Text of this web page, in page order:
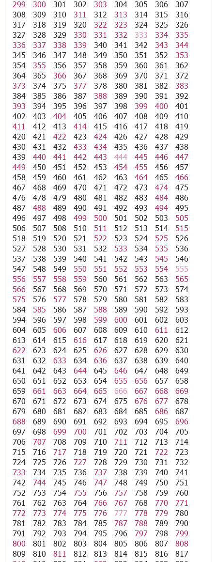
299
300 301 302 303 304 305 306
307
308
309 310 311 312 313 314 315
316
317
318 319 320 322 323 324 325
326
327
328 329 330 331 332 333 334
335
336
337 338 339 340 341 342 343
344
345
346 347 348 349 350 351 352
353
354
355 356 357 358 359 360 361
362
364
365 366 367 368 369 370 371
372
373
374 375 377 378 380 381 382
383
384
385 386 387 388 389 390 391
392
393
394 395 396 397 398 399 400
401
402
403 404 405 406 407 408 409
410
411
412 413 414 415 416 417 418
419
420
421 422 423 424 426 427 428
429
430
431 432 433 434 435 436 437
438
439
440 441 442 443 444 445 446
447
449
450 451 452 453 454 455 456
457
458
459 460 461 462 463 464 465
466
467
468 469 470 471 472 473 474
475
476
478 479 480 481 482 483 484
486
487
488 489 490 491 492 493 494
495
496
497 498 499 500 501 502 503
505
506
507 508 510 511 512 513 514
515
518
519 520 521 522 523 524 525
526
527
528 530 531 532 533 534 535
536
537
538 539 540 541 542 543 545
546
547
548 549 550 551 552 553 554
555
556
557 558 559 560 561 562 563
565
566
567 568 569 570 571 572 573
574
575
576 577 578 579 580 581 582
583
584
585 586 587 588 589 590 592
593
594
596 597 598 599 600 601 602
603
604
605 606 607 608 609 610 611
612
613
614 615 616 617 618 619 620
621
622
623 624 625 626 627 628 629
630
631
632 633 634 636 637 638 639
640
641
642 643 644 645 646 647 648
649
650
651 652 653 654 655 656 657
658
659
661 663 664 665 666 667 668
669
670
671 672 673 674 675 676 677
678
679
680 681 682 683 684 685 686
687
688
689 690 691 692 693 694 695
696
697
698 699 700 701 702 703 704
705
706
707 708 709 710 711 712 713
714
715
716 717 718 719 720 721 722
723
724
725 726 727 728 729 730 731
732
733
734 735 736 737 738 739 740
741
742
744 745 746 747 748 749 750
751
752
753 754 755 756 757 758 759
760
761
762 763 764 766 767 768 770
771
772
773 774 775 776 777 778 779
780
781
782 783 784 785 787 788 789
790
791
792 793 794 795 796 797 798
799
800
801 802 803 804 805 806 807
808
809
810 811 812 813 814 815 816
817